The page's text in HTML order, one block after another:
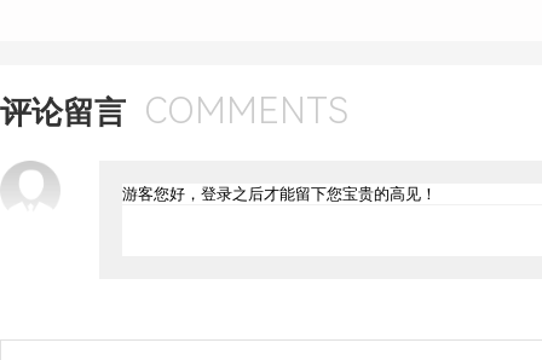
评论留言 COMMENTS